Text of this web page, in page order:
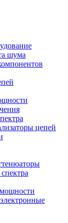
шума
цепей